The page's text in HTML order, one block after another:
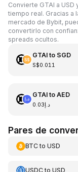
Convierte GTAI a
tiempo real. Gracias a
mercado de Bybit,
convertirlo con
spreads ocultos.
GTAIto SGD
S$0.011
GTAIto AED
د.إ0.03
Pares de
BTCto USD
USDCto USD